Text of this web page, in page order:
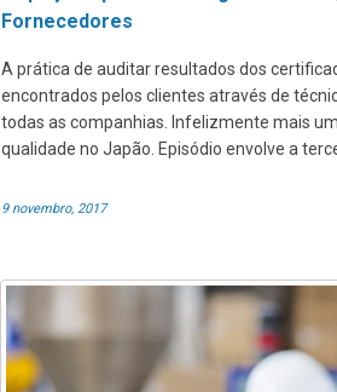
Fornecedores
A prática de auditar resultados dos
encontrados pelos clientes através de
todas as companhias. Infelizmente mais
qualidade no Japão. Episódio envolve a
9 novembro, 2017